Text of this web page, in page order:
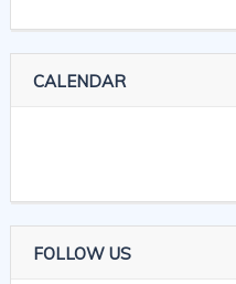
CALENDAR
FOLLOW US